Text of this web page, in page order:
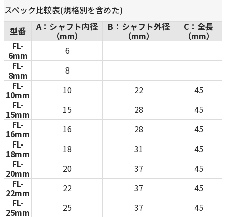
スペック比較表(規格別を含めた)
型番
A：シャフト内径
（mm）
B：シャフト外径
（mm）
C：全長
（mm）
FL-
6mm
6
FL-
8mm
8
FL-
10mm 10 22
45
FL-
15mm 15 28
45
FL-
16mm 16 28
45
FL-
18mm 18 31
45
FL-
20mm 20 37
45
FL-
22mm 22 37
45
FL-
25mm 25 37
45